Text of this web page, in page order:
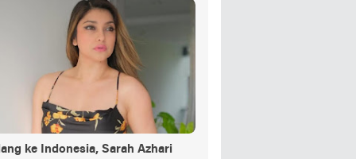
ke Indonesia, Sarah Azhari